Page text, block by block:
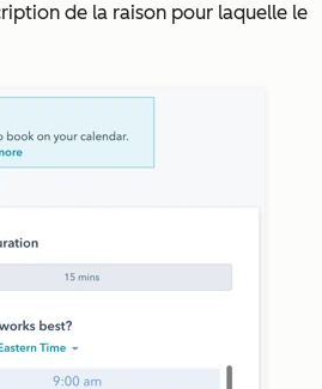
de la raison pour laquelle le